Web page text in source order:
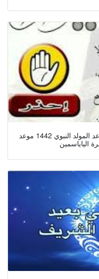
موعد المولد النبوي الشريف 2021 موعد المولد النبوي 1442 موعد
الياياسمين